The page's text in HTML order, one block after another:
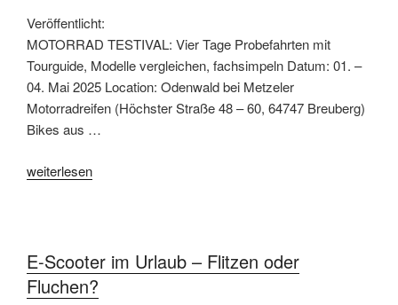
Veröffentlicht:
MOTORRAD TESTIVAL: Vier Tage Probefahrten mit
Tourguide, Modelle vergleichen, fachsimpeln Datum: 01. –
04. Mai 2025 Location: Odenwald bei Metzeler
Motorradreifen (Höchster Straße 48 – 60, 64747 Breuberg)
Bikes aus …
„MOTORRAD
Probefahrten“
weiterlesen
E-Scooter im Urlaub – Flitzen oder
Fluchen?